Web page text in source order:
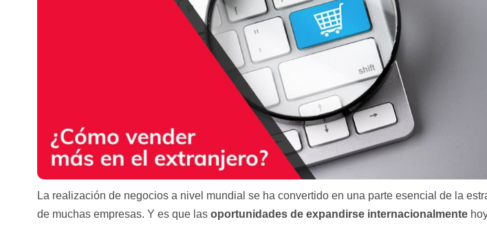
La realización de negocios a nivel mundial se ha convertido en una parte esencial de la
de muchas empresas. Y es que las oportunidades de expandirse internacionalmente